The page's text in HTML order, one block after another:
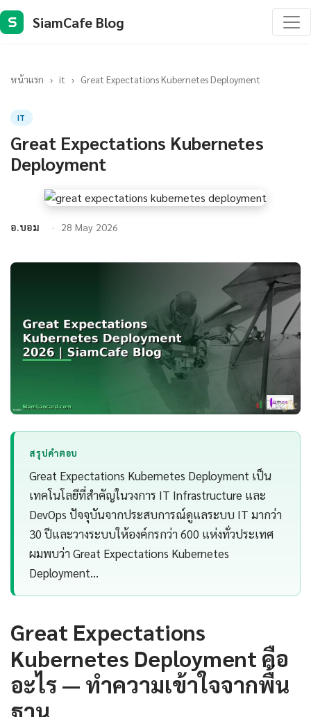
S SiamCafe Blog
หน้าแรก › it › Great Expectations Kubernetes Deployment
IT
Great Expectations Kubernetes
Deployment
อ.บอม 28 May 2026
สรุปคำตอบ
Great Expectations Kubernetes Deployment เป็น
เทคโนโลยีที่สำคัญในวงการ IT Infrastructure และ
DevOps ปัจจุบันจากประสบการณ์ดูแลระบบ IT มากว่า
30 ปีและวางระบบให้องค์กรกว่า 600 แห่งทั่วประเทศ
ผมพบว่า Great Expectations Kubernetes
Deployment…
Great Expectations
Kubernetes Deployment คือ
อะไร — ทำความเข้าใจจากพื้น
ฐาน